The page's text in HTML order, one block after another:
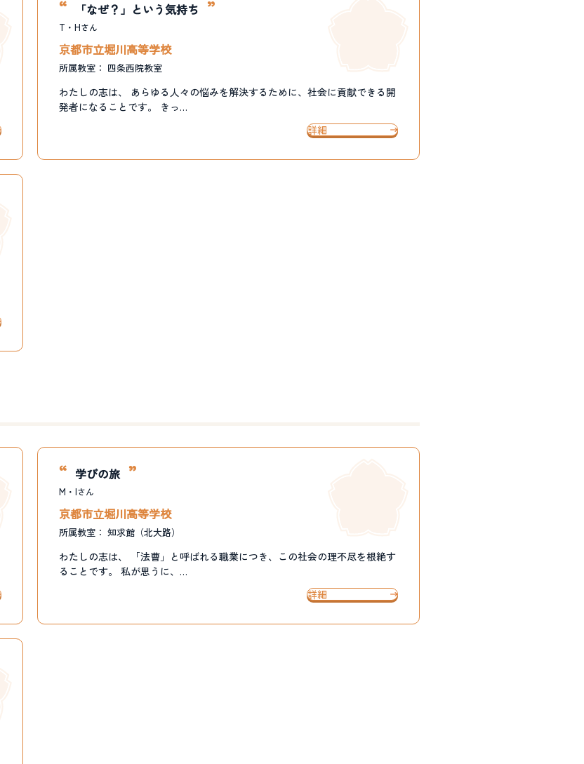
「なぜ？」という気持ち
T・Hさん
京都市立堀川高等学校
所属教室： 四条西院教室
わたしの志は、 あらゆる人々の悩みを解決するために、社会に貢献できる開
発者になることです。 きっ…
詳細
学びの旅
M・Iさん
京都市立堀川高等学校
所属教室： 知求館（北大路）
わたしの志は、 「法曹」と呼ばれる職業につき、この社会の理不尽を根絶す
ることです。 私が思うに、…
詳細